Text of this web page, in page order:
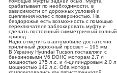
срабатывает по необходимости, в
зависимости от дорожных условий и
сцепления колес с поверхностью. На
бездорожье есть возможность с помощью
переключателя заблокировать муфту и
сделать постоянный симметричный полный
привод.
Надо отметить в автомобиле достаточно
приличный дорожный просвет – 195 мм.
В Украину Hyundai Tucson поставляли с
бензиновыми V6 DOHC моторам 2,7 л
мощностью 175 л.с. и 4-цилиндровым 2,0 л
мощностью 142 л.с. Оба мотора